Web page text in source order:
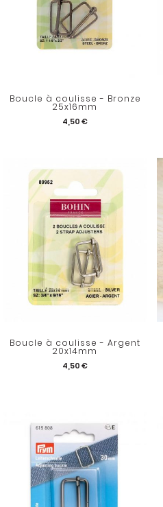
Boucle à coulisse - Bronze
25x16mm
4,50 €
Boucle à coulisse - Argent
20x14mm
4,50 €